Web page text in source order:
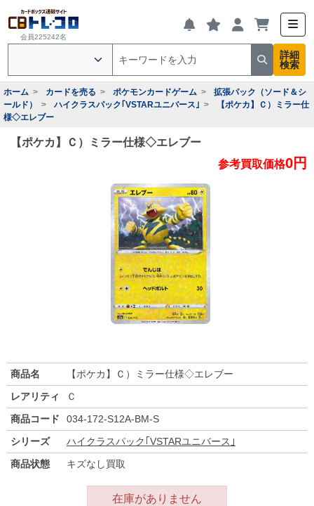
会員225242名
詳細
検索
ホーム カードを売る ポケモンカードゲーム
拡張パック（ソード＆シ
ールド）
ハイクラスパック｢VSTARユニバース｣
【ポケカ】Ｃ）ミラー仕
様◇エレブー
【ポケカ】Ｃ）ミラー仕様◇エレブー
参考買取価格0円
商品名
【ポケカ】Ｃ）ミラー仕様◇エレブー
レアリティ
Ｃ
商品コード
034-172-S12A-BM-S
シリーズ
ハイクラスパック｢VSTARユニバース｣
商品状態
キズなし買取
在庫がありません